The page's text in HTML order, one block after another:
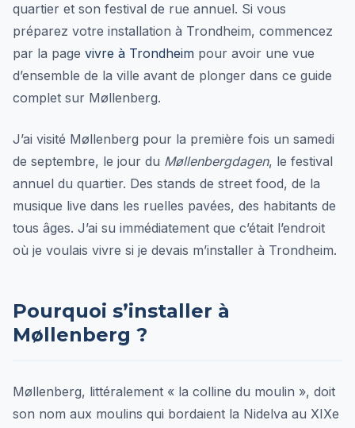
quartier et son festival de rue annuel. Si vous
préparez votre installation à Trondheim, commencez
par la page vivre à Trondheim pour avoir une vue
d’ensemble de la ville avant de plonger dans ce guide
complet sur Møllenberg.
J’ai visité Møllenberg pour la première fois un samedi
de septembre, le jour du Møllenbergdagen, le festival
annuel du quartier. Des stands de street food, de la
musique live dans les ruelles pavées, des habitants de
tous âges. J’ai su immédiatement que c’était l’endroit
où je voulais vivre si je devais m’installer à Trondheim.
Pourquoi s’installer à
Møllenberg ?
Møllenberg, littéralement « la colline du moulin », doit
son nom aux moulins qui bordaient la Nidelva au XIXe